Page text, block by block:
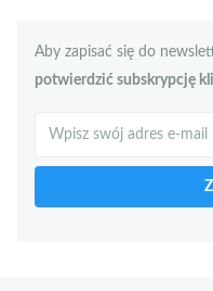
Aby zapisać się do
potwierdzić subskrypcję
Szukaj